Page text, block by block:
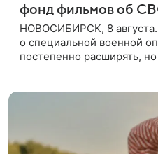
фонд фильмов об
НОВОСИБИРСК, 8
о специальной военной
постепенно расширять,